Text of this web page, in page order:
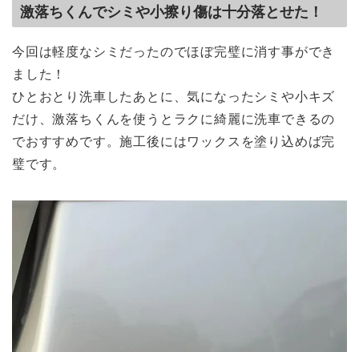
激落ちくんでシミや小擦り傷は十分落とせた！
今回は軽度なシミだったのでほぼ完璧に消す事ができ
ました！
ひとおとり洗車したあとに、気になったシミや小キズ
だけ、激落ちくんを使うとラクに綺麗に洗車できるの
でおすすめです。施工後にはワックスを塗り込めば完
璧です。